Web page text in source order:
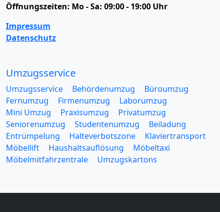
Öffnungszeiten: Mo - Sa: 09:00 - 19:00 Uhr
Impressum
Datenschutz
Umzugsservice
Umzugsservice Behördenumzug
Büroumzug
Fernumzug
Firmenumzug
Laborumzug
Mini Umzug
Praxisumzug
Privatumzug
Seniorenumzug
Studentenumzug
Beiladung
Entrümpelung
Halteverbotszone
Klaviertransport
Möbellift
Haushaltsauflösung
Möbeltaxi
Möbelmitfahrzentrale
Umzugskartons